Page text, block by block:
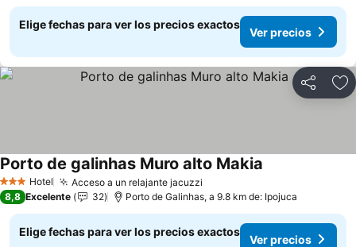
Elige fechas para ver los precios exactos
Ver precios
Compartir
3 Estrellas
Hotel Acceso a un relajante jacuzzi
Porto de galinhas Muro alto Makia
8,8 Excelente 32 Porto de Galinhas, a 9.8 km de: Ipojuca
Elige fechas para ver los precios exactos
Ver precios